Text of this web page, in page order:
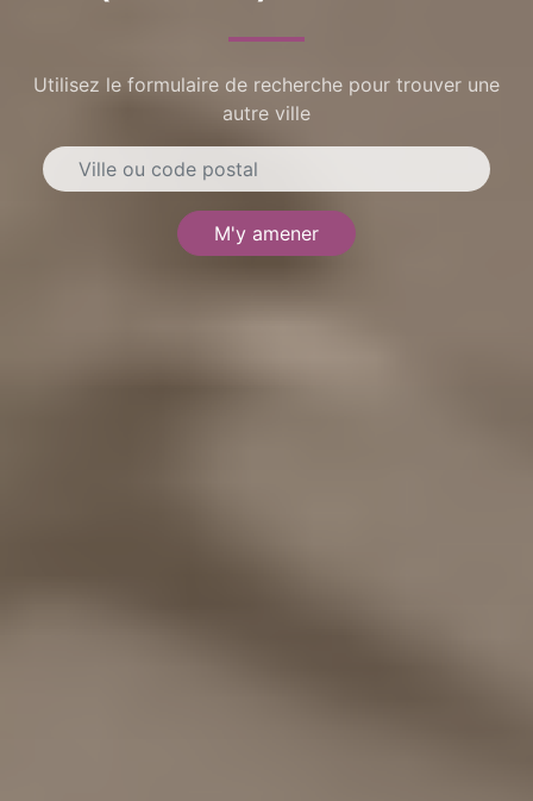
Utilisez le formulaire de recherche pour trouver une
autre ville
M'y amener